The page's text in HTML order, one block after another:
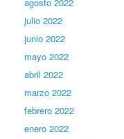
julio 2022
junio 2022
mayo 2022
abril 2022
marzo 2022
febrero 2022
enero 2022